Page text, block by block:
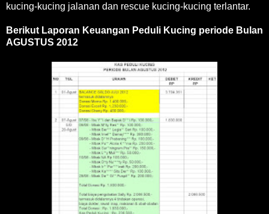
kucing-kucing jalanan dan rescue kucing-kucing terlantar.
Berikut Laporan Keuangan Peduli Kucing periode Bulan
AGUSTUS 2012